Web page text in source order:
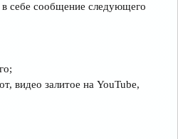
себе сообщение следующего
видео залитое на YouTube,